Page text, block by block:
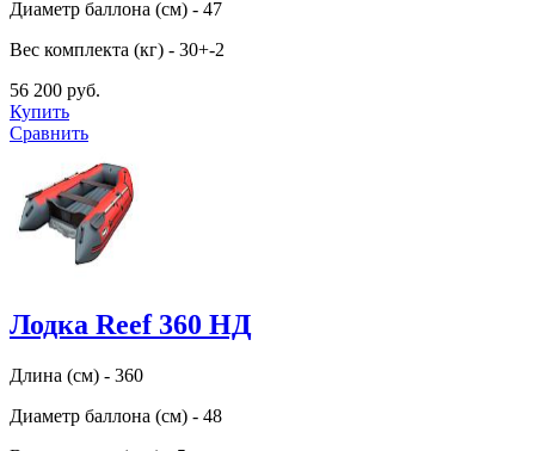
Диаметр баллона (см) - 47
Вес комплекта (кг) - 30+-2
56 200 руб.
Купить
Сравнить
Лодка Reef 360 НД
Длина (см) - 360
Диаметр баллона (см) - 48